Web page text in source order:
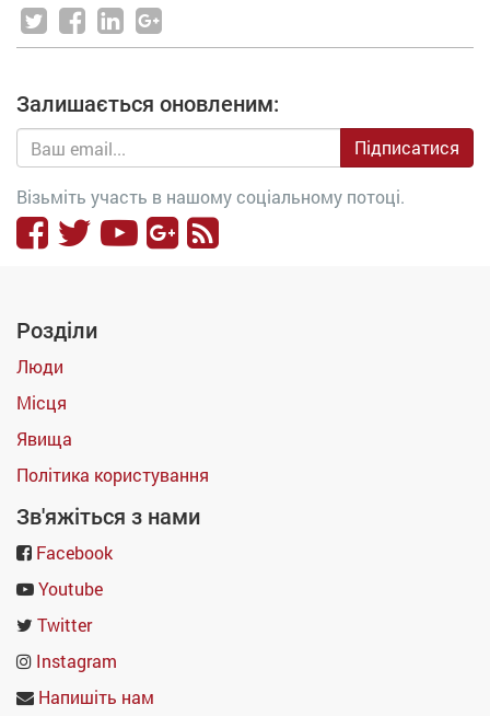
Залишається оновленим:
Підписатися
Візьміть участь в нашому соціальному потоці.
Розділи
Люди
Місця
Явища
Політика користування
Зв'яжіться з нами
Facebook
Youtube
Twitter
Instagram
Напишіть нам